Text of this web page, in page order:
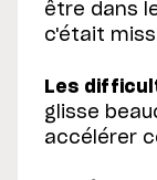
être dans
c'était
Les
glisse
accélérer